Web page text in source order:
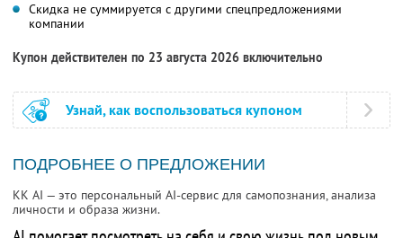
Скидка не суммируется с другими спецпредложениями
компании
Купон действителен по 23 августа 2026 включительно
Узнай, как воспользоваться купоном
ПОДРОБНЕЕ О ПРЕДЛОЖЕНИИ
KK AI — это персональный AI-сервис для самопознания, анализа
личности и образа жизни.